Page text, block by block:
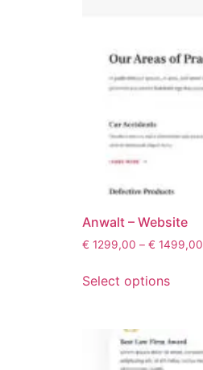
Anwalt – Website
€ 1299,00 – € 1499,00
Select options